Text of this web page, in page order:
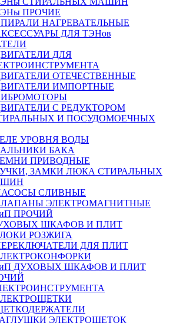
ПРОЧИЕ
НАГРЕВАТЕЛЬНЫЕ
ДЛЯ ТЭНов
ДЛЯ
ОТЕЧЕСТВЕННЫЕ
ИМПОРТНЫЕ
С РЕДУКТОРОМ
И ПОСУДОМОЕЧНЫХ
УРОВНЯ ВОДЫ
БАКА
ПРИВОДНЫЕ
ЗАМКИ ЛЮКА СТИРАЛЬНЫХ
СЛИВНЫЕ
ЭЛЕКТРОМАГНИТНЫЕ
ПРОЧИЙ
ШКАФОВ И ПЛИТ
РОЗЖИГА
ДЛЯ ПЛИТ
ДУХОВЫХ ШКАФОВ И ПЛИТ
ЭЛЕКТРОЩЕТОК